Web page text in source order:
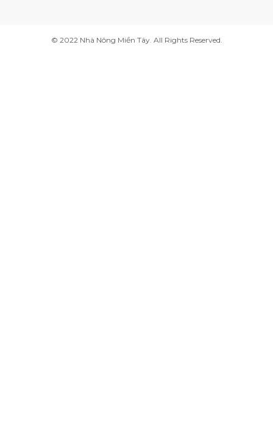
© 2022 Nhà Nông Miền Tây. All Rights Reserved.